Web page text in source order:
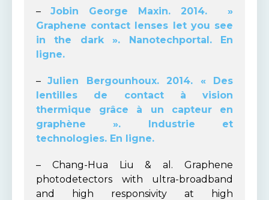
– Jobin George Maxin. 2014. »
Graphene contact lenses let you see
in the dark ». Nanotechportal. En
ligne.
–Julien Bergounhoux. 2014. « Des
lentilles de contact à vision
thermique grâce à un capteur en
graphène ». Industrie et
technologies. En ligne.
– Chang-Hua Liu & al. Graphene
photodetectors with ultra-broadband
and high responsivity at high